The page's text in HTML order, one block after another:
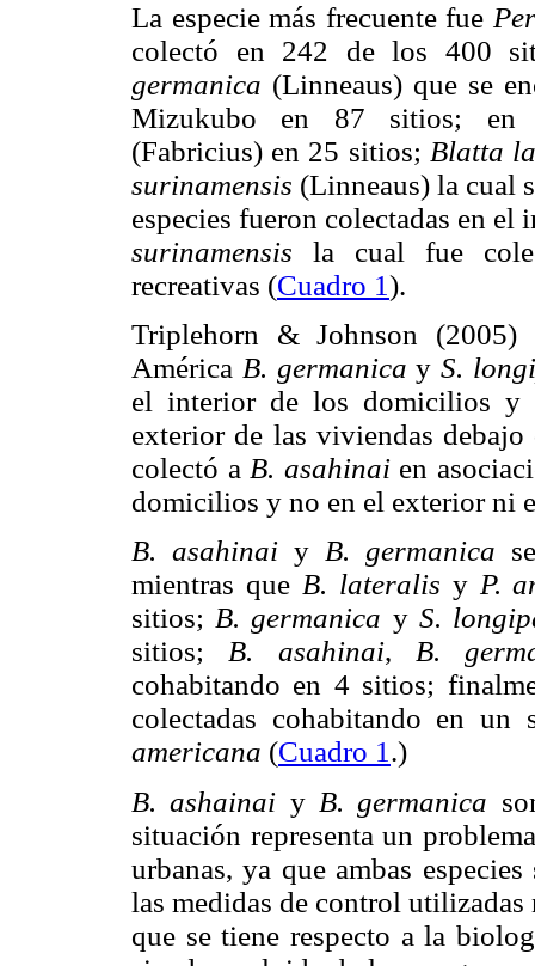
La especie más frecuente fue
colectó en 242 de los 400
germanica (Linneaus) que se
Mizukubo en 87 sitios; en
(Fabricius) en 25 sitios; Blatta
surinamensis (Linneaus) la cual
especies fueron colectadas en
surinamensis la cual fue
recreativas (Cuadro 1).
Triplehorn & Johnson (2005)
América B. germanica yS.
el interior de los domicilios
exterior de las viviendas debajo
colectó a B. asahinaien
domicilios y no en el exterior ni
B. asahinai y B. germanica
mientras que B. lateralis y P.
sitios;B. germanica y S.
sitios;B. asahinai,B.
cohabitando en 4 sitios;
colectadas cohabitando en
americana (Cuadro 1.)
B. ashainai y B. germanica
situación representa un
urbanas, ya que ambas
las medidas de control
que se tiene respecto a la